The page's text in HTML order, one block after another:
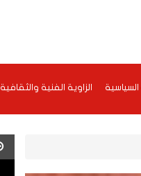
السياسية الزاوية الفنية والثقافية